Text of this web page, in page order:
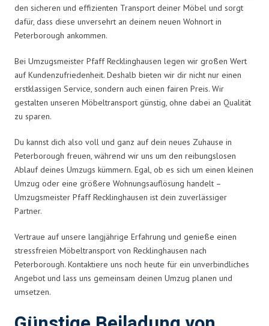
den sicheren und effizienten Transport deiner Möbel und sorgt
dafür, dass diese unversehrt an deinem neuen Wohnort in
Peterborough ankommen.
Bei Umzugsmeister Pfaff Recklinghausen legen wir großen Wert
auf Kundenzufriedenheit. Deshalb bieten wir dir nicht nur einen
erstklassigen Service, sondern auch einen fairen Preis. Wir
gestalten unseren Möbeltransport günstig, ohne dabei an Qualität
zu sparen.
Du kannst dich also voll und ganz auf dein neues Zuhause in
Peterborough freuen, während wir uns um den reibungslosen
Ablauf deines Umzugs kümmern. Egal, ob es sich um einen kleinen
Umzug oder eine größere Wohnungsauflösung handelt –
Umzugsmeister Pfaff Recklinghausen ist dein zuverlässiger
Partner.
Vertraue auf unsere langjährige Erfahrung und genieße einen
stressfreien Möbeltransport von Recklinghausen nach
Peterborough. Kontaktiere uns noch heute für ein unverbindliches
Angebot und lass uns gemeinsam deinen Umzug planen und
umsetzen.